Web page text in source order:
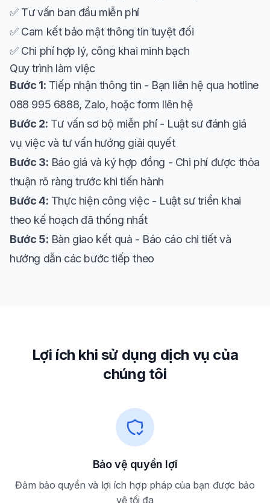
✅ Tư vấn ban đầu miễn phí
✅ Cam kết bảo mật thông tin tuyệt đối
✅ Chi phí hợp lý, công khai minh bạch
Quy trình làm việc
Bước 1: Tiếp nhận thông tin - Bạn liên hệ qua hotline
088 995 6888, Zalo, hoặc form liên hệ
Bước 2: Tư vấn sơ bộ miễn phí - Luật sư đánh giá
vụ việc và tư vấn hướng giải quyết
Bước 3: Báo giá và ký hợp đồng - Chi phí được thỏa
thuận rõ ràng trước khi tiến hành
Bước 4: Thực hiện công việc - Luật sư triển khai
theo kế hoạch đã thống nhất
Bước 5: Bàn giao kết quả - Báo cáo chi tiết và
hướng dẫn các bước tiếp theo
Lợi ích khi sử dụng dịch vụ của
chúng tôi
Bảo vệ quyền lợi
Đảm bảo quyền và lợi ích hợp pháp của bạn được bảo
vệ tối đa